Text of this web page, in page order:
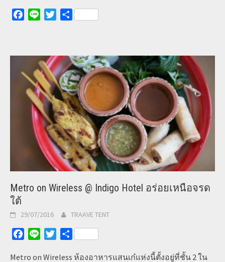
Facebook
Line TwitterShare
Metro on Wireless @ Indigo Hotel อร่อยเหนือจรด
ใต้
29/07/2016 TRAAVE TENT
Facebook
Line TwitterShare
Metro on Wireless ห้องอาหารแสนเก๋แห่งนี้ตั้งอยู่ที่ชั้น 2 ใน